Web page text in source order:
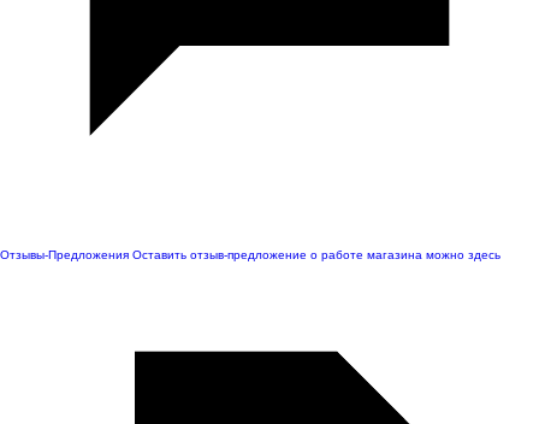
Отзывы-Предложения Оставить отзыв-предложение о работе магазина можно здесь